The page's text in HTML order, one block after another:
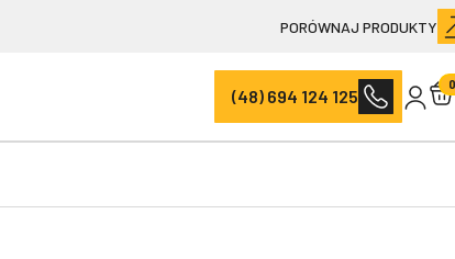
PORÓWNAJ PRODUKTY
(48) 694 124 125
0